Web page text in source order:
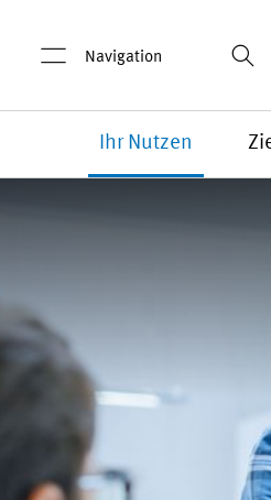
Navigation
Ihr Nutzen